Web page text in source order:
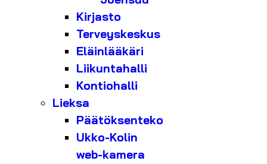
Kirjasto
Terveyskeskus
Eläinlääkäri
Liikuntahalli
Kontiohalli
Lieksa
Päätöksenteko
Ukko-Kolin
web-kamera